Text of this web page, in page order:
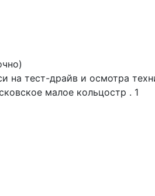
на тест-драйв и осмотра
малое кольцостр . 1